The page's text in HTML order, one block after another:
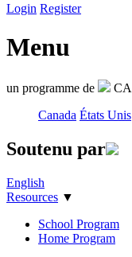
Login Register
Menu
un programme de CA
Canada États Unis
Soutenu par
English
Resources ▼
School Program
Home Program